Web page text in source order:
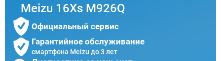
Meizu 16Xs M926Q
Официальный сервис
Гарантийное обслуживание
смартфона Meizu до 3 лет